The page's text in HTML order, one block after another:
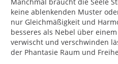
keine ablenkenden Muster
nur Gleichmäßigkeit und
besseres als Nebel über
verwischt und verschwinden
der Phantasie Raum und